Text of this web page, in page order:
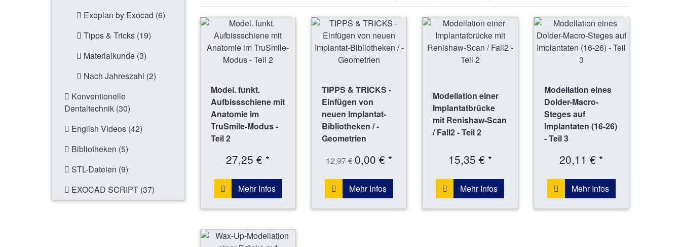
Exoplan by Exocad (6)
Tipps & Tricks (19)
Materialkunde (3)
Nach Jahreszahl (2)
Konventionelle
Dentaltechnik (30)
English Videos (42)
Bibliotheken (5)
STL-Dateien (9)
EXOCAD SCRIPT (37)
Model. funkt.
Aufbissschiene mit
Anatomie im
TruSmile-Modus -
Teil 2
27,25 € *
Mehr Infos
TIPPS & TRICKS -
Einfügen von
neuen Implantat-
Bibliotheken / -
Geometrien
12,97 € 0,00 € *
Mehr Infos
Modellation einer
Implantatbrücke
mit Renishaw-Scan
/ Fall2 - Teil 2
15,35 € *
Mehr Infos
Modellation eines
Dolder-Macro-
Steges auf
Implantaten (16-26)
- Teil 3
20,11 € *
Mehr Infos